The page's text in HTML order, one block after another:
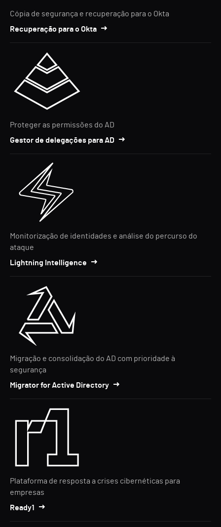
Cópia de segurança e recuperação para o Okta
Recuperação para o Okta
Proteger as permissões do AD
Gestor de delegações para AD
Monitorização de identidades e análise do percurso do
ataque
Lightning Intelligence
Migração e consolidação do AD com prioridade à
segurança
Migrator for Active Directory
Plataforma de resposta a crises cibernéticas para
empresas
Ready1